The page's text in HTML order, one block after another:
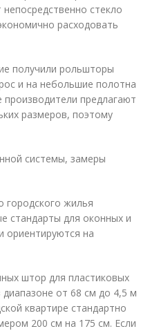
стекло
расходовать
получили рольшторы
и на небольшие полотна
предлагают
размеров, поэтому
системы, замеры
городского жилья
стандарты для оконных и
ориентируются на
штор для пластиковых
от 68 см до 4,5 м
квартире стандартно
200 см на 175 см. Если